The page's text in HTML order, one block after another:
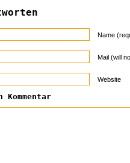
Name
Mail (will
Website
Kommentar